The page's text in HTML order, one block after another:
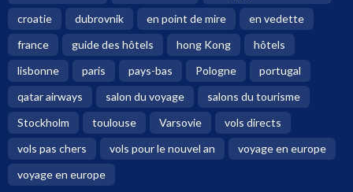
croatie
dubrovnik en point de mire
en vedette
france
guide des hôtels hong Kong
hôtels
lisbonne
paris pays-bas Pologne
portugal
qatar airways
salon du voyage
salons du tourisme
Stockholm
toulouse Varsovie
vols directs
vols pas chers
vols pour le nouvel an
voyage en europe
voyage en europe